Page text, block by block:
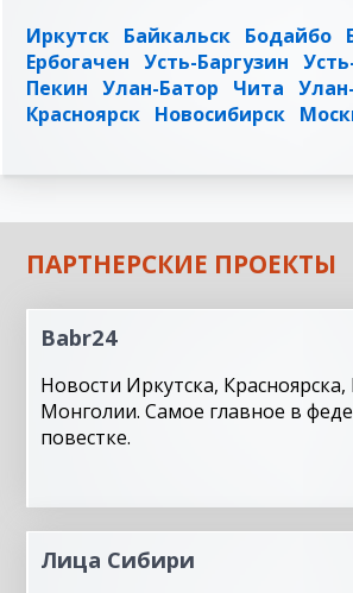
Иркутск Байкальск Бодайбо
Ербогачен Усть-Баргузин
Пекин Улан-Батор Чита
Красноярск Новосибирск
ПАРТНЕРСКИЕ ПРОЕКТЫ
Babr24
Новости Иркутска, Красноярска,
Монголии. Самое главное в
повестке.
Лица Сибири